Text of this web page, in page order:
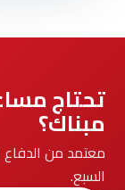
تحتاج
مبناك؟
السبع.